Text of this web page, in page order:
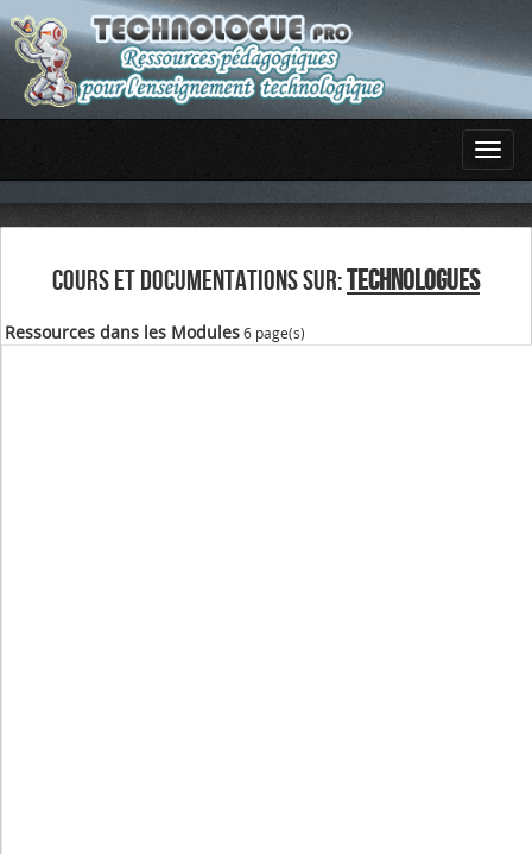
COURS ET DOCUMENTATIONS SUR:TECHNOLOGUES
Ressources dans les Modules6 page(s)